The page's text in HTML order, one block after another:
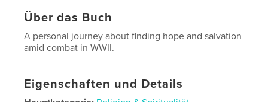
Über das Buch
A personal journey about finding hope and salvation
amid combat in WWII.
Eigenschaften und Details